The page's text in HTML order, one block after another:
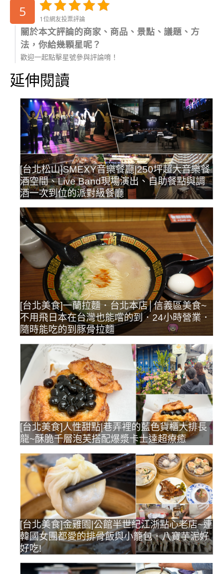
5 1位網友投票評論
關於本文評論的商家、商品、景點、議題、方
法，你給幾顆星呢？
歡迎一起點擊星號參與評論唷！
延伸閱讀
[台北松山]SMEXY音樂餐廳|250坪超大音樂餐
酒空間、Live Band現場演出、自助餐點與調
酒一次到位的派對級餐廳
[台北美食]一蘭拉麵．台北本店│信義區美食~
不用飛日本在台灣也能嚐的到．24小時營業．
隨時能吃的到豚骨拉麵
[台北美食]人性甜點|巷弄裡的藍色貨櫃大排長
龍~酥脆千層泡芙搭配爆漿卡士達超療癒
[台北美食]金雞園|公館半世紀江浙點心老店~連
韓國女團都愛的排骨飯與小籠包．八寶芋泥好
好吃!